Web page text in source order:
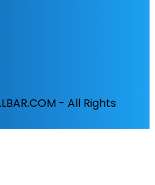
- All Rights